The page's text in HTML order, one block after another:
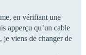
en vérifiant une
apperçu qu’un cable
je viens de changer de